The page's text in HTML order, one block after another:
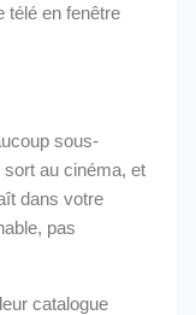
télé en fenêtre
sous-
au cinéma, et
dans votre
pas
catalogue